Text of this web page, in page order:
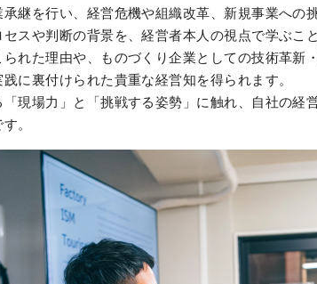
継を行い、経営危機や組織改革、新規事業への
スや判断の背景を、経営者本人の視点で学ぶこ
れた理由や、ものづくり企業としての技術革新
に裏付けられた貴重な経営知を得られます。
現場力」と「挑戦する姿勢」に触れ、自社の経
。